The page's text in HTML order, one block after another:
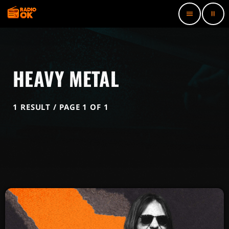
menu pause
HEAVY METAL
1 RESULT / PAGE 1 OF 1